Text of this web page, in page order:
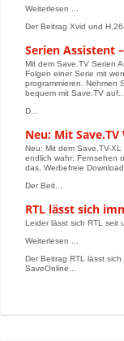
Weiterlesen ...
Der Beitrag Xvid und
Serien Assistent
Mit dem Save.TV Serien
Folgen einer Serie mit
programmieren. Nehmen
bequem mit Save.TV auf...
D...
Neu: Mit
Neu: Mit dem Save.TV-
endlich wahr: Fernsehen
das, Werbefreie
Der Beit...
RTL lässt sich
Leider lässt sich RTL seit
Weiterlesen ...
Der Beitrag RTL lässt
SaveOnline...